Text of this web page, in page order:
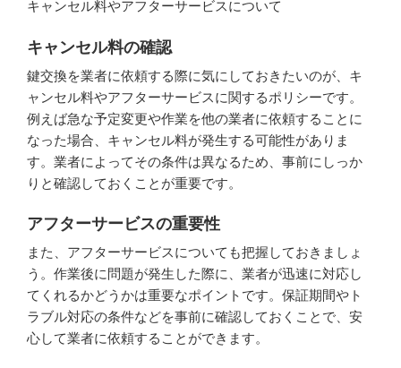
キャンセル料やアフターサービスについて
キャンセル料の確認
鍵交換を業者に依頼する際に気にしておきたいのが、キ
ャンセル料やアフターサービスに関するポリシーです。
例えば急な予定変更や作業を他の業者に依頼することに
なった場合、キャンセル料が発生する可能性がありま
す。業者によってその条件は異なるため、事前にしっか
りと確認しておくことが重要です。
アフターサービスの重要性
また、アフターサービスについても把握しておきましょ
う。作業後に問題が発生した際に、業者が迅速に対応し
てくれるかどうかは重要なポイントです。保証期間やト
ラブル対応の条件などを事前に確認しておくことで、安
心して業者に依頼することができます。